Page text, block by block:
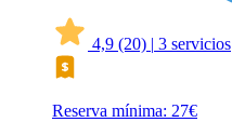
4,9 (20) | 3 servicios
Reserva mínima: 27€